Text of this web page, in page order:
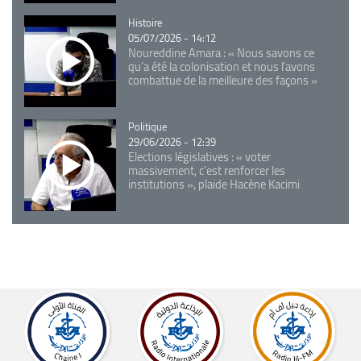
Catégorie
Histoire
05/07/2026 - 14:12
Noureddine Amara : « Nous savons ce
qu’a été la colonisation et nous l’avons
combattue de la meilleure des façons »
Catégorie
Politique
29/06/2026 - 12:39
Elections législatives : « voter
massivement, c'est renforcer les
institutions », plaide Hacène Kacimi